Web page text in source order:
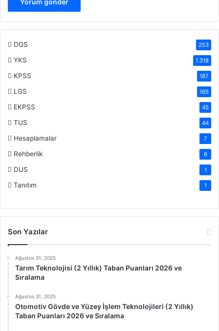
DGS 253
YKS 1.318
KPSS 187
LGS 165
EKPSS 45
TUS 44
Hesaplamalar 7
Rehberlik 6
DUS 1
Tanıtım 1
Son Yazılar
Ağustos 31, 2025
Tarım Teknolojisi (2 Yıllık) Taban Puanları 2026 ve
Sıralama
Ağustos 31, 2025
Otomotiv Gövde ve Yüzey İşlem Teknolojileri (2 Yıllık)
Taban Puanları 2026 ve Sıralama